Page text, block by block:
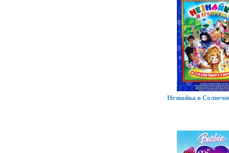
Незнайка в